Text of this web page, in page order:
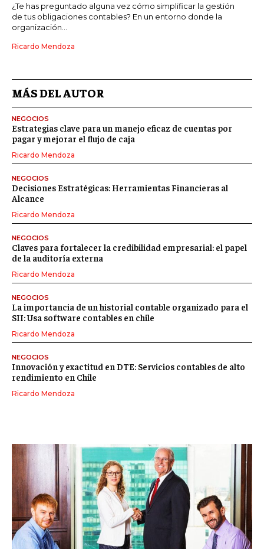
¿Te has preguntado alguna vez cómo simplificar la gestión
de tus obligaciones contables? En un entorno donde la
organización...
Ricardo Mendoza
MÁS DEL AUTOR
NEGOCIOS
Estrategias clave para un manejo eficaz de cuentas por
pagar y mejorar el flujo de caja
Ricardo Mendoza
NEGOCIOS
Decisiones Estratégicas: Herramientas Financieras al
Alcance
Ricardo Mendoza
NEGOCIOS
Claves para fortalecer la credibilidad empresarial: el papel
de la auditoría externa
Ricardo Mendoza
NEGOCIOS
La importancia de un historial contable organizado para el
SII: Usa software contables en chile
Ricardo Mendoza
NEGOCIOS
Innovación y exactitud en DTE: Servicios contables de alto
rendimiento en Chile
Ricardo Mendoza